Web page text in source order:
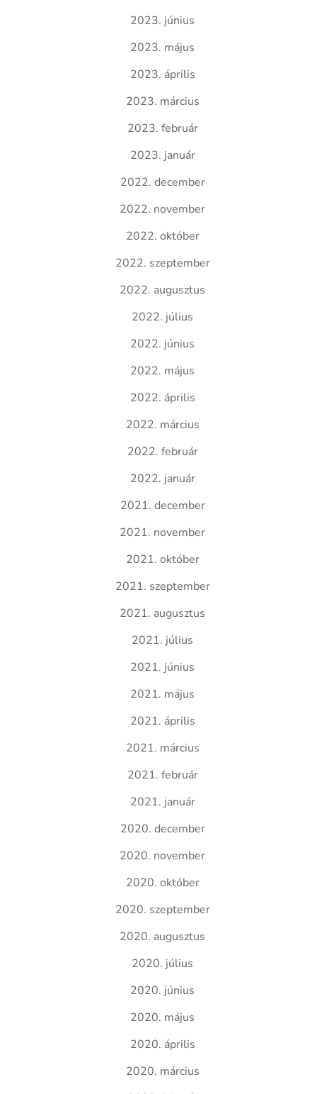
2023. június
2023. május
2023. április
2023. március
2023. február
2023. január
2022. december
2022. november
2022. október
2022. szeptember
2022. augusztus
2022. július
2022. június
2022. május
2022. április
2022. március
2022. február
2022. január
2021. december
2021. november
2021. október
2021. szeptember
2021. augusztus
2021. július
2021. június
2021. május
2021. április
2021. március
2021. február
2021. január
2020. december
2020. november
2020. október
2020. szeptember
2020. augusztus
2020. július
2020. június
2020. május
2020. április
2020. március